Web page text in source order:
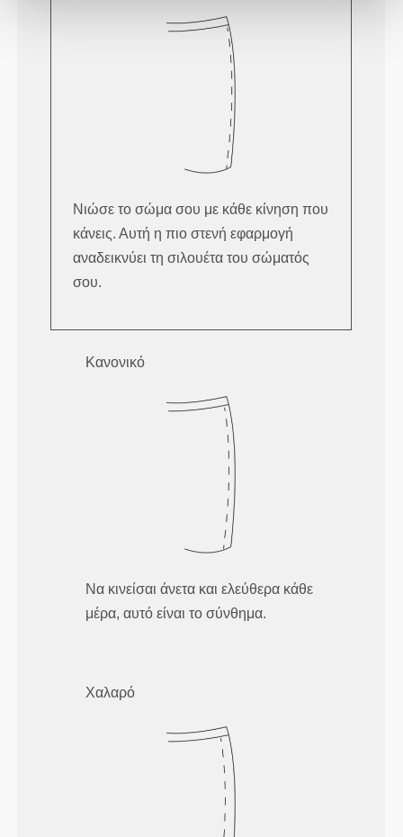
Νιώσε το σώμα σου με κάθε κίνηση που
κάνεις. Αυτή η πιο στενή εφαρμογή
αναδεικνύει τη σιλουέτα του σώματός
σου.
Κανονικό
Να κινείσαι άνετα και ελεύθερα κάθε
μέρα, αυτό είναι το σύνθημα.
Χαλαρό